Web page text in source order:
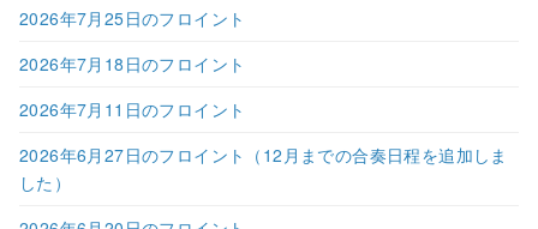
2026年7月25日のフロイント
2026年7月18日のフロイント
2026年7月11日のフロイント
2026年6月27日のフロイント（12月までの合奏日程を追加しま
した）